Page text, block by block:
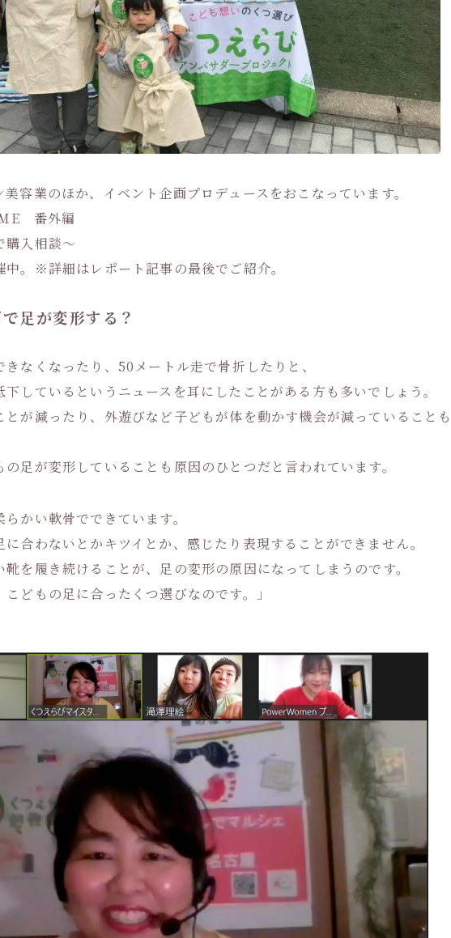
容業のほか、イベント企画プロデュースをおこなっています。
番外編
入相談～
。※詳細はレポート記事の最後でご紹介。
足が変形する？
きなくなったり、50メートル走で骨折したりと、
しているというニュースを耳にしたことがある方も多いでしょう。
が減ったり、外遊びなど子どもが体を動かす機会が減っていることも
足が変形していることも原因のひとつだと言われています。
かい軟骨でできています。
合わないとかキツイとか、感じたり表現することができません。
を履き続けることが、足の変形の原因になってしまうのです。
どもの足に合ったくつ選びなのです。」